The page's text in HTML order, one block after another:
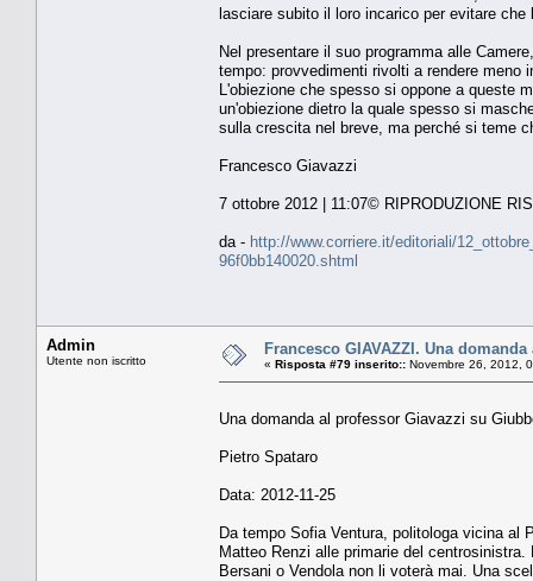
lasciare subito il loro incarico per evitare
Nel presentare il suo programma alle
tempo: provvedimenti rivolti a rendere meno
L'obiezione che spesso si oppone a queste
un'obiezione dietro la quale spesso si
sulla crescita nel breve, ma perché si teme
Francesco Giavazzi
7 ottobre 2012 | 11:07© RIPRODUZIONE
da - http://www.corriere.it/editoriali/
96f0bb140020.shtml
Admin
Utente non iscritto
Francesco GIAVAZZI. Una
« Risposta #79 inserito:: Novembre 26, 2012,
Una domanda al professor Giavazzi su
Pietro Spataro
Data: 2012-11-25
Da tempo Sofia Ventura, politologa vicina al
Matteo Renzi alle primarie del
Bersani o Vendola non li voterà mai. Una